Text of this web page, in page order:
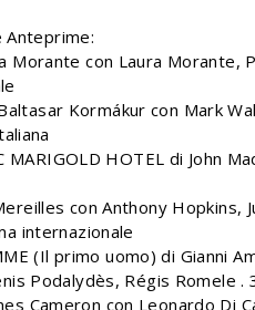
Morante con Laura Morante,
Kormákur con Mark
MARIGOLD HOTEL di John
con Anthony Hopkins,
internazionale
(Il primo uomo) di Gianni
Podalydès, Régis Romele
Cameron con Leonardo Di